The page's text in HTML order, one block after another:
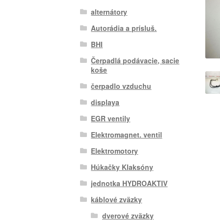
alternátory
Autorádia a prísluš.
BHI
Čerpadlá podávacie, sacie
koše
čerpadlo vzduchu
displaya
EGR ventily
Elektromagnet. ventil
Elektromotory
Húkačky Klaksóny
jednotka HYDROAKTIV
káblové zväzky
dverové zväzky